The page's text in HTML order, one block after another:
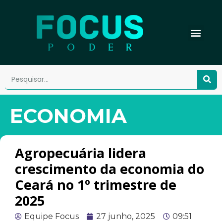
ECONOMIA
Agropecuária lidera
crescimento da economia do
Ceará no 1º trimestre de
2025
Equipe Focus 27 junho, 2025 09:51